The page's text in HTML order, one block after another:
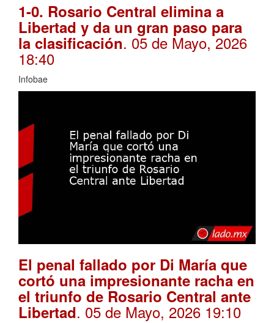
1-0. Rosario Central elimina a
Libertad y da un gran paso para
la clasificación. 05 de Mayo, 2026
18:40
Infobae
El penal fallado por Di María que
cortó una impresionante racha en
el triunfo de Rosario Central ante
Libertad. 05 de Mayo, 2026 19:10